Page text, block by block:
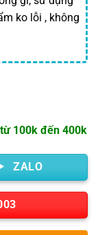
ko lỗi , không
100k đến 400k
ZALO